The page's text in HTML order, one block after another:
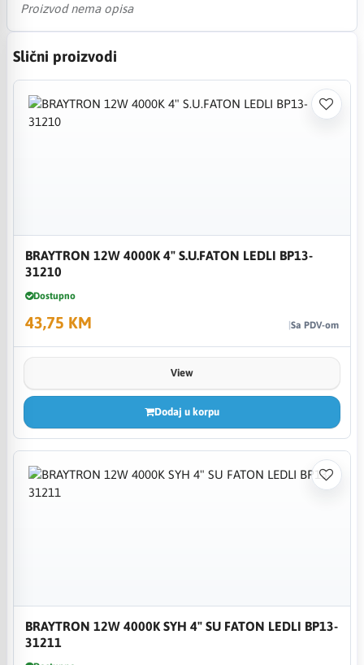
Proizvod nema opisa
Slični proizvodi
BRAYTRON 12W 4000K 4" S.U.FATON LEDLI BP13-
31210
Dostupno
43,75 KM Sa PDV-om
View
Dodaj u korpu
BRAYTRON 12W 4000K SYH 4" SU FATON LEDLI BP13-
31211